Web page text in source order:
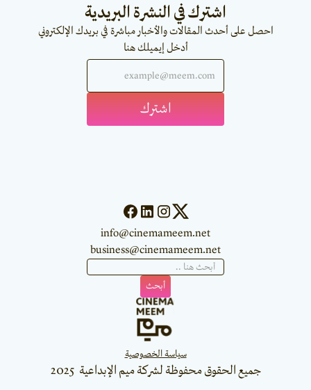
اشترك في النشرة البريدية
احصل على أحدث المقالات والأخبار مباشرة في بريدك الإلكتروني
أدخل إيميلك هنا
info@cinemameem.net
business@cinemameem.net
سياسة الخصوصية
جميع الحقوق محفوظة لشركة ميم الإبداعية 2025